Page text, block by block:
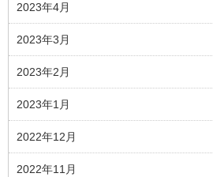
2023年4月
2023年3月
2023年2月
2023年1月
2022年12月
2022年11月